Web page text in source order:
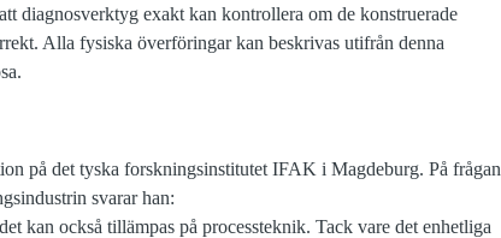
diagnosverktyg exakt kan kontrollera om de konstruerade
Alla fysiska överföringar kan beskrivas utifrån denna
på det tyska forskningsinstitutet IFAK i Magdeburg. På frågan
svarar han:
kan också tillämpas på processteknik. Tack vare det enhetliga